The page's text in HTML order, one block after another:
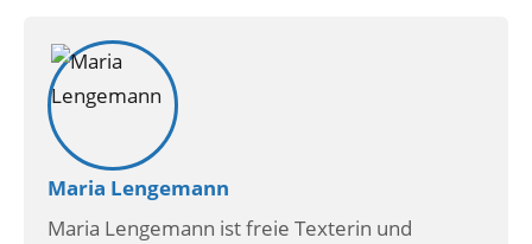
Maria Lengemann
Maria Lengemann ist freie Texterin und